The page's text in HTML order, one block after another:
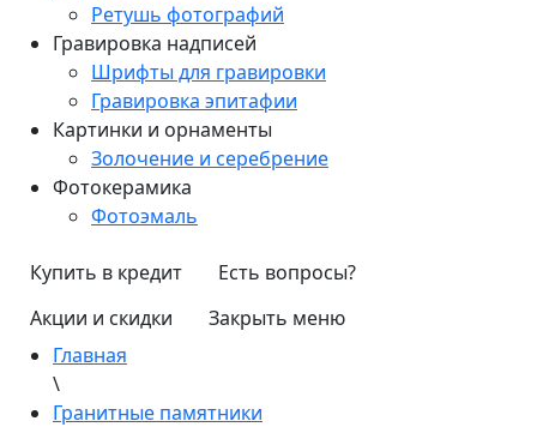
Ретушь фотографий
Гравировка надписей
Шрифты для гравировки
Гравировка эпитафии
Картинки и орнаменты
Золочение и серебрение
Фотокерамика
Фотоэмаль
Купить в кредит
Есть вопросы?
Акции и скидки
Закрыть меню
Главная
\
Гранитные памятники